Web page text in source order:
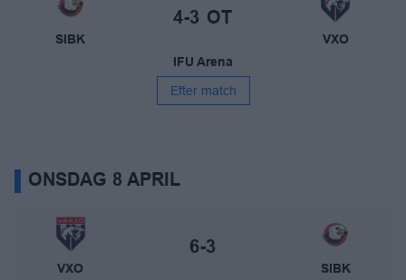
SIBK
Slutresultat:
4-3 OT
VXO
IFU Arena
Efter match
ONSDAG 8 APRIL
Växjö Vipers – Storvreta IBK
VXO
Slutresultat:
6-3
SIBK